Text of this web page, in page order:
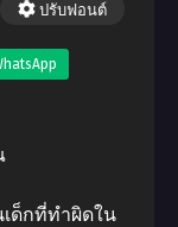
ปรับฟอนต์
ด็กที่ทําผิดใน